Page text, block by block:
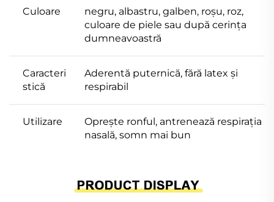
Culoare
negru, albastru, galben, roșu, roz,
culoare de piele sau după cerința
dumneavoastră
Caracteri
stică
Aderentă puternică, fără latex și
respirabil
Utilizare
Oprește ronful, antrenează respirația
nasală, somn mai bun